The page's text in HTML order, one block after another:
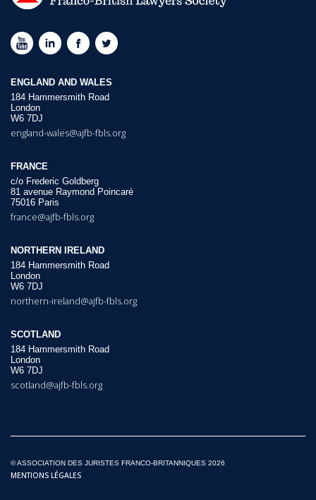
ENGLAND AND WALES
184 Hammersmith Road
London
W6 7DJ
england-wales@ajfb-fbls.org
FRANCE
c/o Frederic Goldberg
81 avenue Raymond Poincaré
75016 Paris
france@ajfb-fbls.org
NORTHERN IRELAND
184 Hammersmith Road
London
W6 7DJ
northern-ireland@ajfb-fbls.org
SCOTLAND
184 Hammersmith Road
London
W6 7DJ
scotland@ajfb-fbls.org
© ASSOCIATION DES JURISTES FRANCO-BRITANNIQUES 2026
MENTIONS LÉGALES